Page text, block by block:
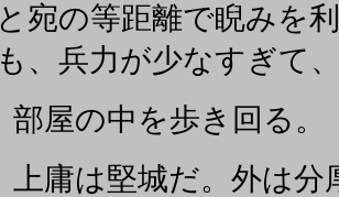
と宛の等距離で睨みを
も、兵力が少なすぎて
部屋の中を歩き回る。
上庸は堅城だ。外は